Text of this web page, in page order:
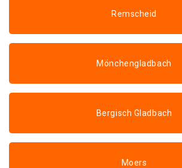
Remscheid
Mönchengladbach
Bergisch Gladbach
Moers